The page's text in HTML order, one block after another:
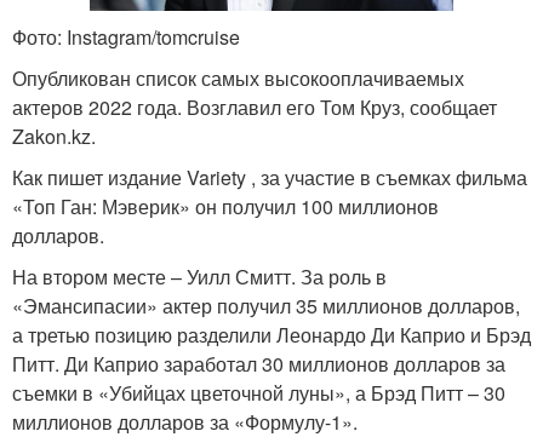
Фото: Instagram/tomcruise
Опубликован список самых высокооплачиваемых
актеров 2022 года. Возглавил его Том Круз, сообщает
Zakon.kz.
Как пишет издание Variety , за участие в съемках фильма
«Топ Ган: Мэверик» он получил 100 миллионов
долларов.
На втором месте – Уилл Смитт. За роль в
«Эмансипасии» актер получил 35 миллионов долларов,
а третью позицию разделили Леонардо Ди Каприо и Брэд
Питт. Ди Каприо заработал 30 миллионов долларов за
съемки в «Убийцах цветочной луны», а Брэд Питт – 30
миллионов долларов за «Формулу-1».